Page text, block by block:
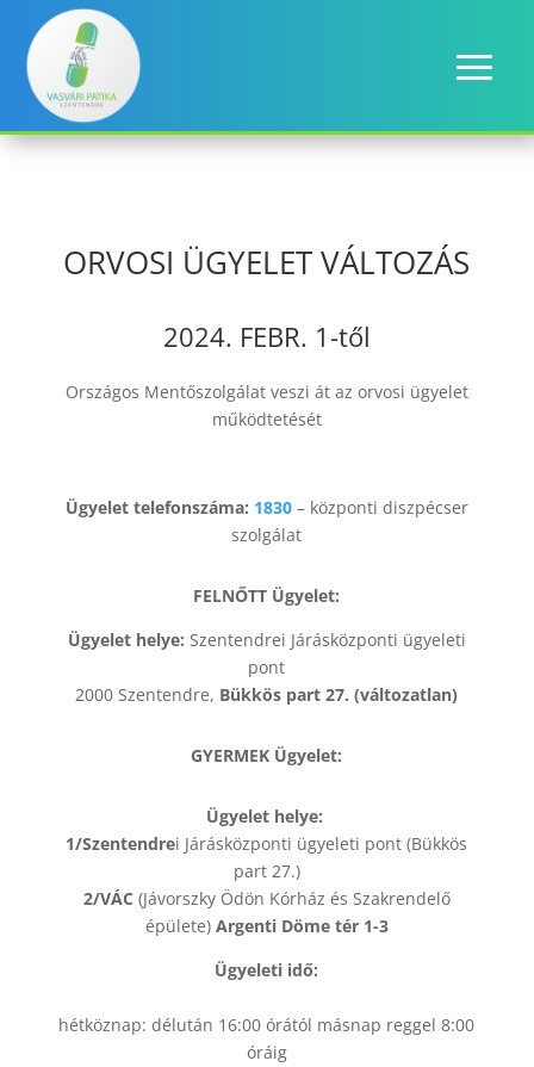
ORVOSI ÜGYELET VÁLTOZÁS
2024. FEBR. 1-től
Országos Mentőszolgálat veszi át az orvosi ügyelet
működtetését
Ügyelet telefonszáma: 1830– központi diszpécser
szolgálat
FELNŐTT Ügyelet:
Ügyelet helye: Szentendrei Járásközponti ügyeleti
pont
2000 Szentendre, Bükkös part 27. (változatlan)
GYERMEK Ügyelet:
Ügyelet helye:
1/Szentendrei Járásközponti ügyeleti pont (Bükkös
part 27.)
2/VÁC (Jávorszky Ödön Kórház és Szakrendelő
épülete) Argenti Döme tér 1-3
Ügyeleti idő:
hétköznap: délután 16:00 órától másnap reggel 8:00
óráig